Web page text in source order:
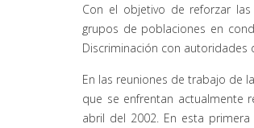
Con el objetivo de reforzar
grupos de poblaciones en
Discriminación con autoridades
En las reuniones de trabajo de
que se enfrentan actualmente
abril del 2002. En esta